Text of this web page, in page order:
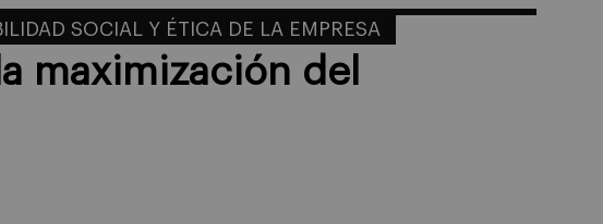
SOCIAL Y ÉTICA DE LA EMPRESA
maximización del